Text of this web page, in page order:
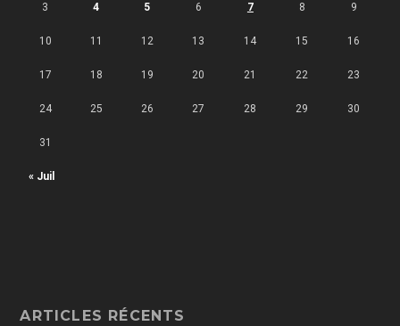
« Juil
3 4 5 6 7 8 9
10 11 12 13 14 15 16
17 18 19 20 21 22 23
24 25 26 27 28 29 30
31
ARTICLES RÉCENTS